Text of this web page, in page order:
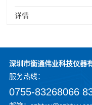
详情
深圳市衡通伟业科技仪器
服务热线：
0755-83268066